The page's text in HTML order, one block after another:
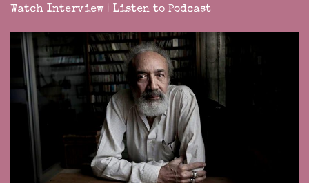
Watch Interview | Listen to Podcast